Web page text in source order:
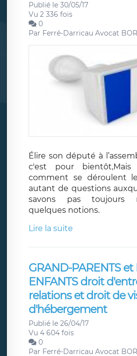
Publié le 30/05/17
Vu 2 336 fois
0
Par Ferré-Darricau Avocat
Élire son député à
c'est pour
comment se déroulent
autant de questions
savons pas toujours
quelques notions.
Lire la suite
GRAND-PARENTS et
ENFANTS droit
relations et droit de
d'hébergement
Publié le 26/04/17
Vu 4 604 fois
0
Par Ferré-Darricau Avocat